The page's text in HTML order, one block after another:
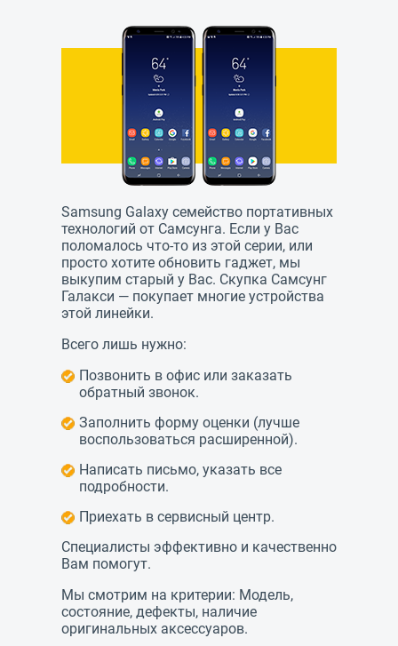
Samsung Galaxy семейство портативных
технологий от Самсунга. Если у Вас
поломалось что-то из этой серии, или
просто хотите обновить гаджет, мы
выкупим старый у Вас. Скупка Самсунг
Галакси — покупает многие устройства
этой линейки.
Всего лишь нужно:
Позвонить в офис или заказать
обратный звонок.
Заполнить форму оценки (лучше
воспользоваться расширенной).
Написать письмо, указать все
подробности.
Приехать в сервисный центр.
Специалисты эффективно и качественно
Вам помогут.
Мы смотрим на критерии: Модель,
состояние, дефекты, наличие
оригинальных аксессуаров.